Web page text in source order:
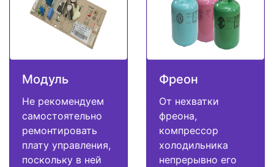
Модуль
Не рекомендуем
самостоятельно
ремонтировать
плату управления,
поскольку в ней
Фреон
От нехватки
фреона,
компрессор
холодильника
непрерывно его